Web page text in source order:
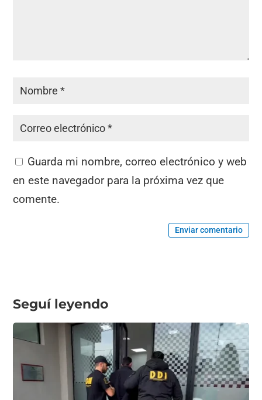
Guarda mi nombre, correo electrónico y web
en este navegador para la próxima vez que
comente.
Enviar comentario
Seguí leyendo